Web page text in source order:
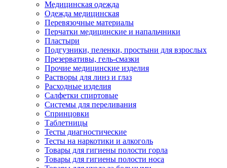
Медицинская одежда
Одежда медицинская
Перевязочные материалы
Перчатки медицинские и напальчники
Пластыри
Подгузники, пеленки, простыни для взрослых
Презервативы, гель-смазки
Прочие медицинские изделия
Растворы для линз и глаз
Расходные изделия
Салфетки спиртовые
Системы для переливания
Спринцовки
Таблетницы
Тесты диагностические
Тесты на наркотики и алкоголь
Товары для гигиены полости горла
Товары для гигиены полости носа